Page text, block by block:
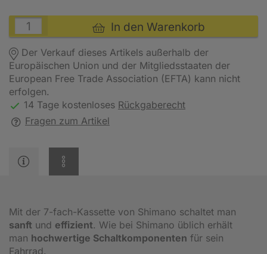
In den Warenkorb
Der Verkauf dieses Artikels außerhalb der
Europäischen Union und der Mitgliedsstaaten der
European Free Trade Association (EFTA) kann nicht
erfolgen.
14 Tage kostenloses Rückgaberecht
Fragen zum Artikel
Mit der 7-fach-Kassette von Shimano schaltet man
sanft und effizient. Wie bei Shimano üblich erhält
man hochwertige Schaltkomponenten für sein
Fahrrad.